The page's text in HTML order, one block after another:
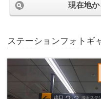
現在地か
ステーションフォトギ